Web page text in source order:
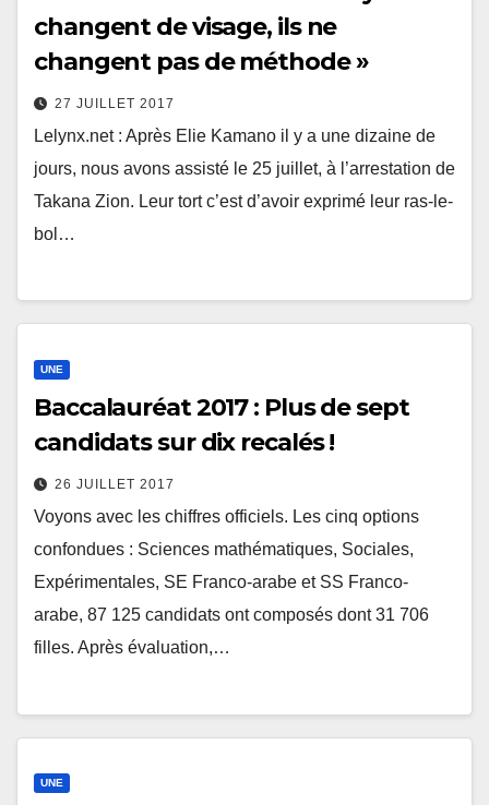
changent de visage, ils ne
changent pas de méthode »
27 JUILLET 2017
Lelynx.net : Après Elie Kamano il y a une dizaine de
jours, nous avons assisté le 25 juillet, à l’arrestation de
Takana Zion. Leur tort c’est d’avoir exprimé leur ras-le-
bol…
UNE
Baccalauréat 2017 : Plus de sept
candidats sur dix recalés !
26 JUILLET 2017
Voyons avec les chiffres officiels. Les cinq options
confondues : Sciences mathématiques, Sociales,
Expérimentales, SE Franco-arabe et SS Franco-
arabe, 87 125 candidats ont composés dont 31 706
filles. Après évaluation,…
UNE